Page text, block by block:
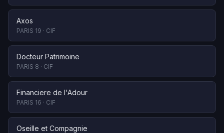
Axos
PARIS 19 · CIF
Docteur Patrimoine
PARIS 8 · CIF
Financiere de l'Adour
PARIS 16 · CIF
Oseille et Compagnie